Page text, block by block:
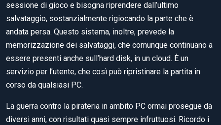
sessione di gioco e bisogna riprendere dall’ultimo
salvataggio, sostanzialmente rigiocando la parte che è
andata persa. Questo sistema, inoltre, prevede la
memorizzazione dei salvataggi, che comunque continuano a
essere presenti anche sull’hard disk, in un cloud. È un
servizio per l’utente, che così può ripristinare la partita in
corso da qualsiasi PC.
La guerra contro la pirateria in ambito PC ormai prosegue da
diversi anni, con risultati quasi sempre infruttuosi. Ricordo i